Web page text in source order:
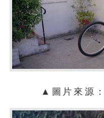
▲圖片來源：